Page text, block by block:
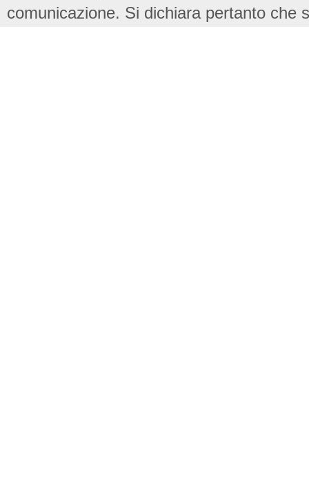
comunicazione. Si dichiara pertanto che